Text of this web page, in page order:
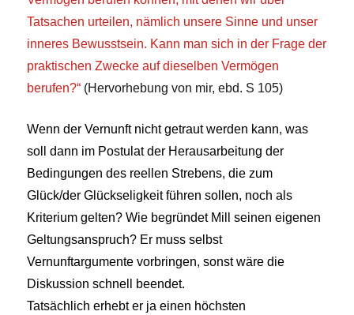
Tatsachen urteilen, nämlich unsere Sinne und unser
inneres Bewusstsein. Kann man sich in der Frage der
praktischen Zwecke auf dieselben Vermögen
berufen?“ (Hervorhebung von mir, ebd. S 105)
Wenn der Vernunft nicht getraut werden kann, was
soll dann im Postulat der Herausarbeitung der
Bedingungen des reellen Strebens, die zum
Glück/der Glückseligkeit führen sollen, noch als
Kriterium gelten? Wie begründet Mill seinen eigenen
Geltungsanspruch? Er muss selbst
Vernunftargumente vorbringen, sonst wäre die
Diskussion schnell beendet.
Tatsächlich erhebt er ja einen höchsten